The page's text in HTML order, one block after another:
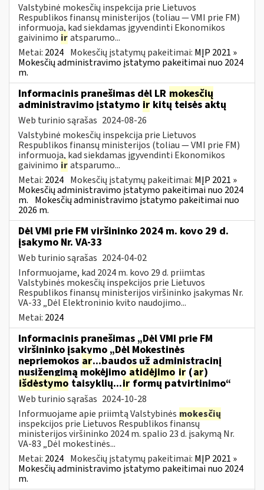
Valstybinė mokesčių inspekcija prie Lietuvos
Respublikos finansų ministerijos (toliau — VMI prie FM)
informuoja, kad siekdamas įgyvendinti Ekonomikos
gaivinimo iratsparumo...
Metai: 2024 Mokesčių įstatymų pakeitimai: MĮP 2021 »
Mokesčių administravimo įstatymo pakeitimai nuo 2024
m.
Informacinis pranešimas dėl LR mokesčių
administravimo įstatymo ir kitų teisės aktų
Web turinio sąrašas 2024-08-26
Valstybinė mokesčių inspekcija prie Lietuvos
Respublikos finansų ministerijos (toliau — VMI prie FM)
informuoja, kad siekdamas įgyvendinti Ekonomikos
gaivinimo iratsparumo...
Metai: 2024 Mokesčių įstatymų pakeitimai: MĮP 2021 »
Mokesčių administravimo įstatymo pakeitimai nuo 2024
m. Mokesčių administravimo įstatymo pakeitimai nuo
2026 m.
Dėl VMI prie FM viršininko 2024 m. kovo 29 d.
įsakymo Nr. VA-33
Web turinio sąrašas 2024-04-02
Informuojame, kad 2024 m. kovo 29 d. priimtas
Valstybinės mokesčių inspekcijos prie Lietuvos
Respublikos finansų ministerijos viršininko įsakymas Nr.
VA-33 „Dėl Elektroninio kvito naudojimo...
Metai: 2024
Informacinis pranešimas „Dėl VMI prie FM
viršininko įsakymo „Dėl Mokestinės
nepriemokos ar...baudos už administracinį
nusižengimą mokėjimo atidėjimo ir (ar)
išdėstymo taisyklių...irformų patvirtinimo“
Web turinio sąrašas 2024-10-28
Informuojame apie priimtą Valstybinės mokesčių
inspekcijos prie Lietuvos Respublikos finansų
ministerijos viršininko 2024 m. spalio 23 d. įsakymą Nr.
VA-83 „Dėl mokestinės...
Metai: 2024 Mokesčių įstatymų pakeitimai: MĮP 2021 »
Mokesčių administravimo įstatymo pakeitimai nuo 2024
m.